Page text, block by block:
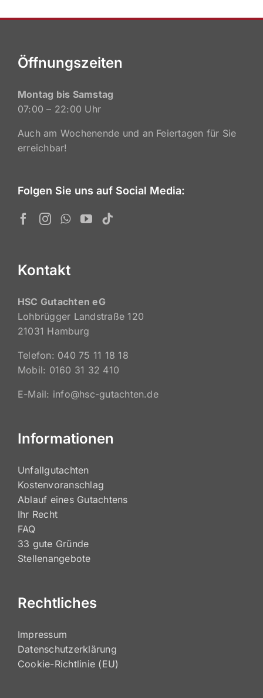
Öffnungszeiten
Montag bis Samstag
07:00 – 22:00 Uhr
Auch am Wochenende und an Feiertagen für Sie
erreichbar!
Folgen Sie uns auf Social Media:
Kontakt
HSC Gutachten eG
Lohbrügger Landstraße 120
21031 Hamburg
Telefon: 040 75 11 18 18
Mobil: 0160 31 32 410
E-Mail: info@hsc-gutachten.de
Informationen
Unfallgutachten
Kostenvoranschlag
Ablauf eines Gutachtens
Ihr Recht
FAQ
33 gute Gründe
Stellenangebote
Rechtliches
Impressum
Datenschutzerklärung
Cookie-Richtlinie (EU)